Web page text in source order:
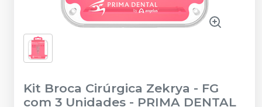
Kit Broca Cirúrgica Zekrya - FG
com 3 Unidades - PRIMA DENTAL